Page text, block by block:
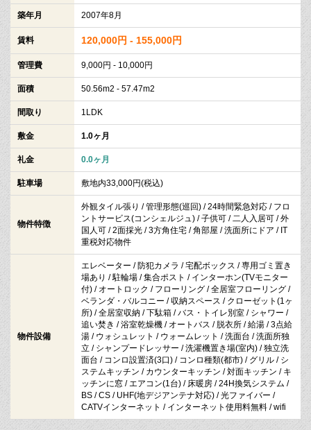
築年月 2007年8月
賃料 120,000円 - 155,000円
管理費 9,000円 - 10,000円
面積 50.56m2 - 57.47m2
間取り 1LDK
敷金 1.0ヶ月
礼金 0.0ヶ月
駐車場 敷地内33,000円(税込)
物件特徴
外観タイル張り / 管理形態(巡回) / 24時間緊急対応 / フロ
ントサービス(コンシェルジュ) / 子供可 / 二人入居可 / 外
国人可 / 2面採光 / 3方角住宅 / 角部屋 / 洗面所にドア / IT
重税対応物件
物件設備
エレベーター / 防犯カメラ / 宅配ボックス / 専用ゴミ置き
場あり / 駐輪場 / 集合ポスト / インターホン(TVモニター
付) / オートロック / フローリング / 全居室フローリング /
ベランダ・バルコニー / 収納スペース / クローゼット(1ヶ
所) / 全居室収納 / 下駄箱 / バス・トイレ別室 / シャワー /
追い焚き / 浴室乾燥機 / オートバス / 脱衣所 / 給湯 / 3点給
湯 / ウォシュレット / ウォームレット / 洗面台 / 洗面所独
立 / シャンプードレッサー / 洗濯機置き場(室内) / 独立洗
面台 / コンロ設置済(3口) / コンロ種類(都市) / グリル / シ
ステムキッチン / カウンターキッチン / 対面キッチン / キ
ッチンに窓 / エアコン(1台) / 床暖房 / 24H換気システム /
BS / CS / UHF(地デジアンテナ対応) / 光ファイバー /
CATVインターネット / インターネット使用料無料 / wifi